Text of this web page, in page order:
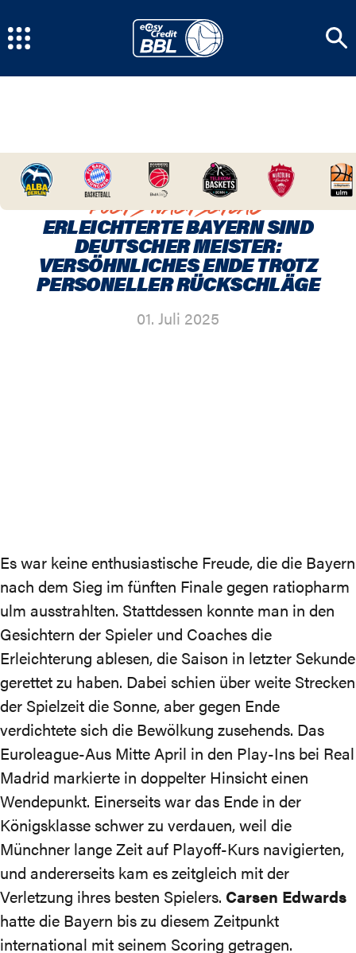
HOME NEWSCENTER
ERLEICHTERTE BAYERN
SIND DEUTSCHER MEISTER: VERSÖHNLICHES ENDE
TROTZ PERSONELLER RÜCKSCHLÄGE
KOCHS NACHSCHLAG
ERLEICHTERTE BAYERN SIND
DEUTSCHER MEISTER:
VERSÖHNLICHES ENDE TROTZ
PERSONELLER RÜCKSCHLÄGE
01. Juli 2025
Es war keine enthusiastische Freude, die die Bayern
nach dem Sieg im fünften Finale gegen ratiopharm
ulm ausstrahlten. Stattdessen konnte man in den
Gesichtern der Spieler und Coaches die
Erleichterung ablesen, die Saison in letzter Sekunde
gerettet zu haben. Dabei schien über weite Strecken
der Spielzeit die Sonne, aber gegen Ende
verdichtete sich die Bewölkung zusehends. Das
Euroleague-Aus Mitte April in den Play-Ins bei Real
Madrid markierte in doppelter Hinsicht einen
Wendepunkt. Einerseits war das Ende in der
Königsklasse schwer zu verdauen, weil die
Münchner lange Zeit auf Playoff-Kurs navigierten,
und andererseits kam es zeitgleich mit der
Verletzung ihres besten Spielers. Carsen Edwards
hatte die Bayern bis zu diesem Zeitpunkt
international mit seinem Scoring getragen.